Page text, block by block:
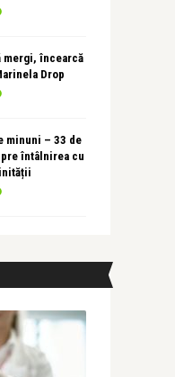
mergi, încearcă
Drop
minuni – 33 de
întâlnirea cu